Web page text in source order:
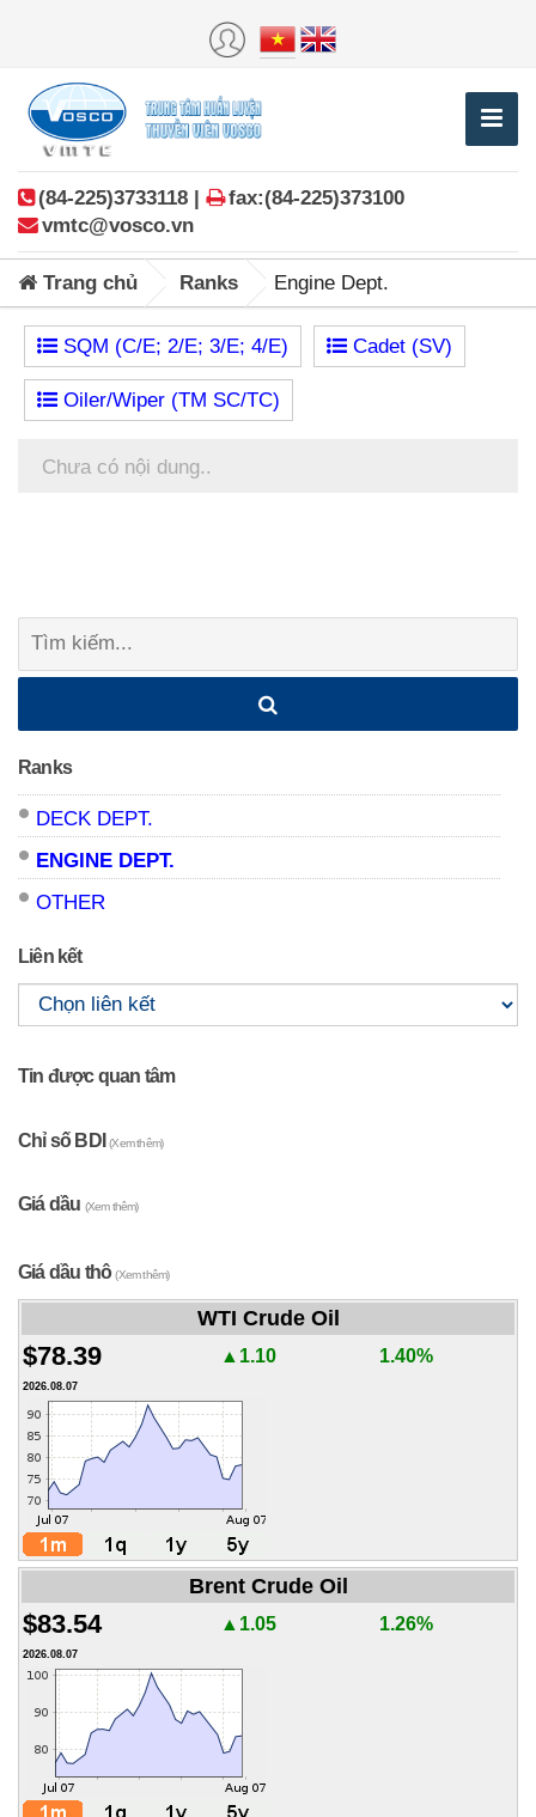
(84-225)3733118 |
fax:(84-225)373100
vmtc@vosco.vn
Trang chủ Ranks Engine Dept.
SQM (C/E; 2/E; 3/E; 4/E) Cadet (SV)
Oiler/Wiper (TM SC/TC)
Chưa có nội dung..
navigation
Tìm
Ranks
DECK DEPT.
ENGINE DEPT.
OTHER
Liên kết
Tin được quan tâm
Chỉ số BDI(Xem thêm)
Giá dầu (Xem thêm)
Giá dầu thô(Xem thêm)
WTI Crude Oil
$78.39 ▲1.10 1.40%
2026.08.07
Brent Crude Oil
$83.54 ▲1.05 1.26%
2026.08.07